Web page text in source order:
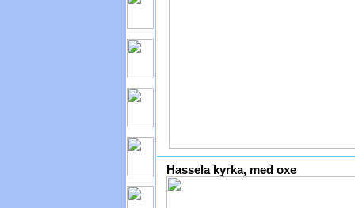
Hassela kyrka, med oxe